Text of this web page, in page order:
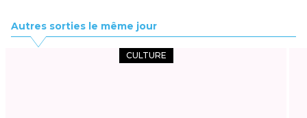
Autres sorties le même jour
CULTURE